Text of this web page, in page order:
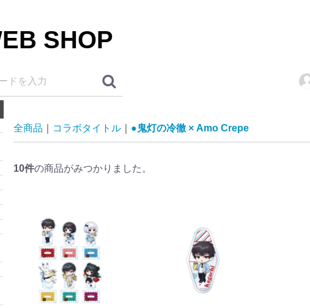
SHOP
全商品 コラボタイトル ●鬼灯の冷徹 × Amo Crepe
10件の商品がみつかりました。